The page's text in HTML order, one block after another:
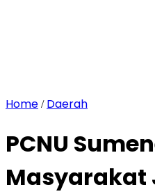
Home / Daerah
PCNU
Masyarakat